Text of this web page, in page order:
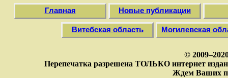
Главная Новые публикации
Витебская область Могилевская
©
Перепечатка разрешена ТОЛЬКО интернет
Ждем Ваших